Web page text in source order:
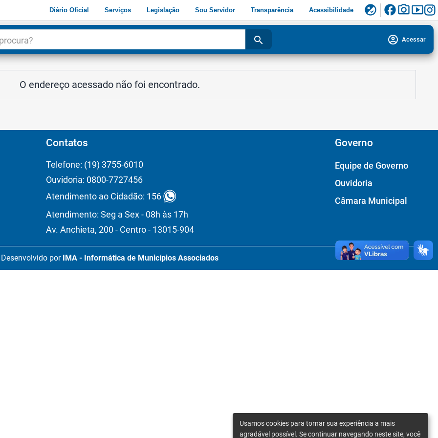
Diário Oficial Serviços Legislação Sou Servidor Transparência Acessibilidade flaky facebookphoto_camerasmart_display
search account_circle Acessar
O endereço acessado não foi encontrado.
Contatos
Telefone: (19) 3755-6010
Ouvidoria: 0800-7727456
Atendimento ao Cidadão: 156
Atendimento: Seg a Sex - 08h às 17h
Av. Anchieta, 200 - Centro - 13015-904
Governo
Equipe de Governo
Ouvidoria
Câmara Municipal
Desenvolvido por IMA - Informática de Municípios Associados
Usamos cookies para tornar sua experiência a mais
agradável possível. Se continuar navegando neste site, você